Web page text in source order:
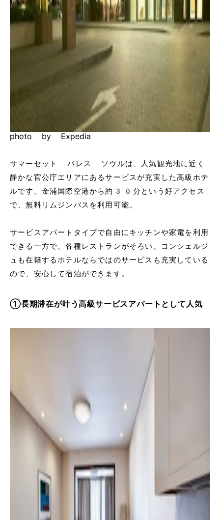
photo by Expedia
サマーセット パレス ソウルは、人気観光地に近く
静かな官公庁エリアにあるサービスが充実した高級ホテ
ルです。金浦国際空港から約30分という好アクセス
で、無料リムジンバスを利用可能。
サービスアパートタイプで自由にキッチンや家電を利用
できる一方で、各種レストランがそろい、コンシェルジ
ュも在籍するホテルならではのサービスも充実している
ので、安心して宿泊ができます。
①長期滞在が叶う高級サービスアパートとして人気